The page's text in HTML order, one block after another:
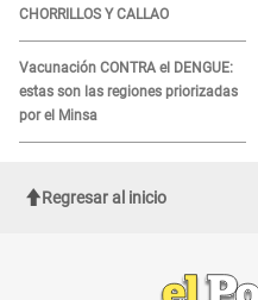
CHORRILLOS Y CALLAO
Vacunación CONTRA el DENGUE:
estas son las regiones priorizadas
por el Minsa
Regresar al inicio